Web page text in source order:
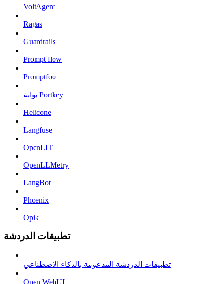
VoltAgent
Ragas
Guardrails
Prompt flow
Promptfoo
بوابة Portkey
Helicone
Langfuse
OpenLIT
OpenLLMetry
LangBot
Phoenix
Opik
تطبيقات الدردشة
تطبيقات الدردشة المدعومة بالذكاء الاصطناعي
Open WebUI